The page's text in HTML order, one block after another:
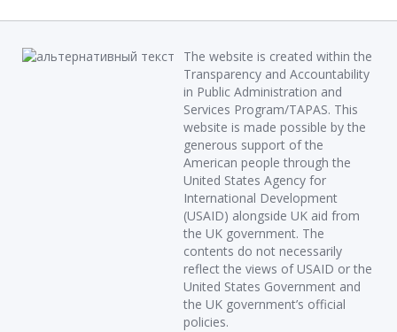
The website is created within the
Transparency and Accountability
in Public Administration and
Services Program/TAPAS. This
website is made possible by the
generous support of the
American people through the
United States Agency for
International Development
(USAID) alongside UK aid from
the UK government. The
contents do not necessarily
reflect the views of USAID or the
United States Government and
the UK government’s official
policies.